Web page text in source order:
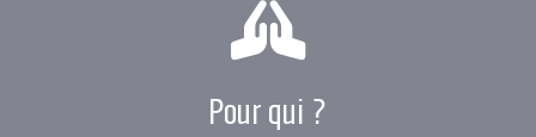
Pour qui ?